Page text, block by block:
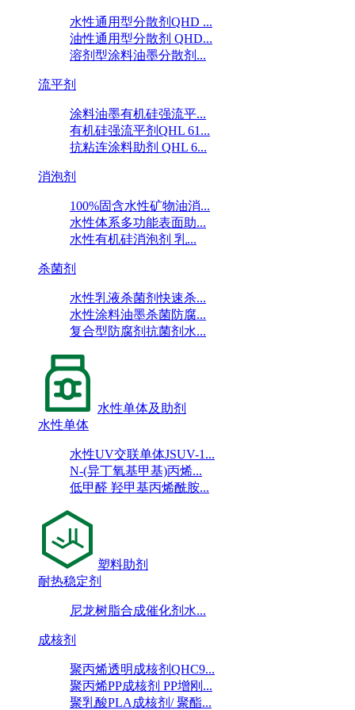
水性通用型分散剂QHD ...
油性通用型分散剂 QHD...
溶剂型涂料油墨分散剂...
流平剂
涂料油墨有机硅强流平...
有机硅强流平剂QHL 61...
抗粘连涂料助剂 QHL 6...
消泡剂
100%固含水性矿物油消...
水性体系多功能表面助...
水性有机硅消泡剂 乳...
杀菌剂
水性乳液杀菌剂快速杀...
水性涂料油墨杀菌防腐...
复合型防腐剂抗菌剂水...
水性单体及助剂
水性单体
水性UV交联单体JSUV-1...
N-(异丁氧基甲基)丙烯...
低甲醛 羟甲基丙烯酰胺...
塑料助剂
耐热稳定剂
尼龙树脂合成催化剂水...
成核剂
聚丙烯透明成核剂QHC9...
聚丙烯PP成核剂 PP增刚...
聚乳酸PLA成核剂/ 聚酯...